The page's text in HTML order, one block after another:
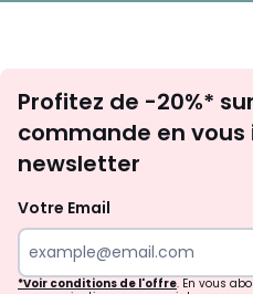
Profitez de -20%*
commande en
newsletter
Votre Email
*Voir conditions de l'offre. En vous